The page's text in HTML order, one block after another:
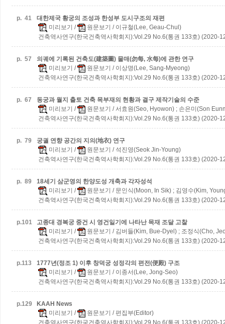
p. 41
대한제국 황궁의 조성과 한성부 도시구조의 재편
미리보기 / 원문보기 / 이규철(Lee, Geau-Chul)
건축역사연구(한국건축역사학회지):Vol.29 No.6(통권 133호) (2020-
p. 57
의궤에 기록된 건축도(建築圖) 물매(勿每, 水每)에 관한 연구
미리보기 / 원문보기 / 이상명(Lee, Sang-Myeong)
건축역사연구(한국건축역사학회지):Vol.29 No.6(통권 133호) (2020-
p. 67
동궁과 월지 출토 건축 목부재의 현황과 결구 제작기술의 수준
미리보기 / 원문보기 / 서효원(Seo, Hyowon) ; 손은미(Son
건축역사연구(한국건축역사학회지):Vol.29 No.6(통권 133호) (2020-
p. 79
궁궐 연향 공간의 지의(地衣) 연구
미리보기 / 원문보기 / 석진영(Seok Jin-Young)
건축역사연구(한국건축역사학회지):Vol.29 No.6(통권 133호) (2020-
p. 89
18세기 삼군영의 한양도성 개축과 각자성석
미리보기 / 원문보기 / 문인식(Moon, In Sik) ; 김영수(Kim,
건축역사연구(한국건축역사학회지):Vol.29 No.6(통권 133호) (2020-
p.101
고종대 경복궁 중건 시 영건일기에 나타난 목재 조달 고찰
미리보기 / 원문보기 / 김버들(Kim, Bue-Dyel) ; 조정식(Cho,
건축역사연구(한국건축역사학회지):Vol.29 No.6(통권 133호) (2020-
p.113
1777년(정조 1) 이후 창덕궁 성정각의 편전(便殿) 구조
미리보기 / 원문보기 / 이종서(Lee, Jong-Seo)
건축역사연구(한국건축역사학회지):Vol.29 No.6(통권 133호) (2020-
p.129
KAAH News
미리보기 / 원문보기 / 편집부(Editor)
건축역사연구(한국건축역사학회지):Vol.29 No.6(통권 133호) (2020-